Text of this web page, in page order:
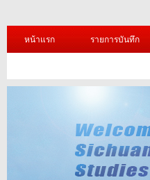
หน้าแรก รายการบันทึก